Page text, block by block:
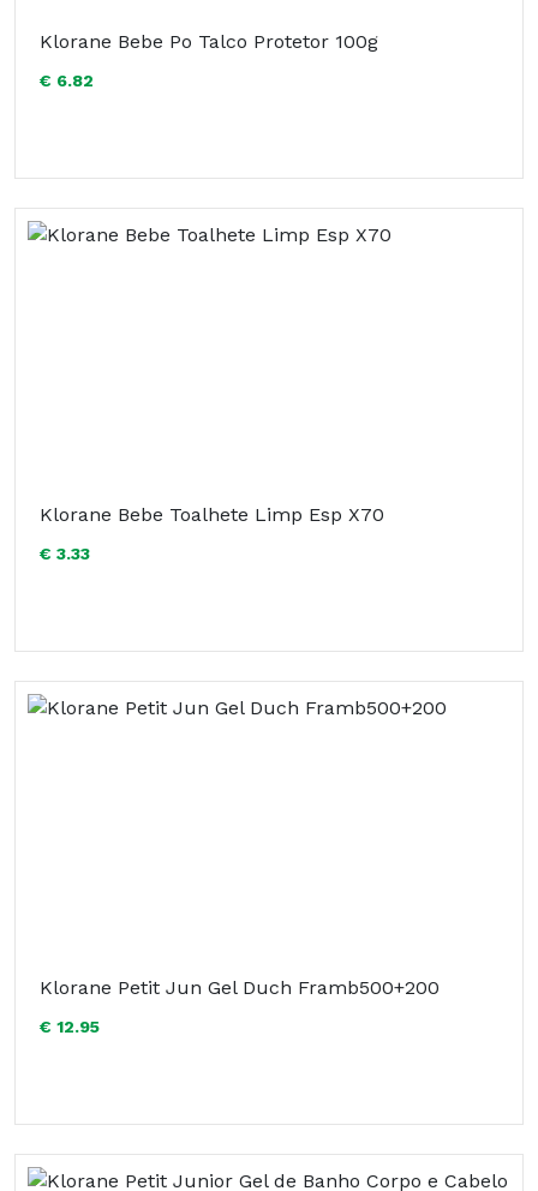
Klorane Bebe Po Talco Protetor 100g
€ 6.82
Klorane Bebe Toalhete Limp Esp X70
€ 3.33
Klorane Petit Jun Gel Duch Framb500+200
€ 12.95